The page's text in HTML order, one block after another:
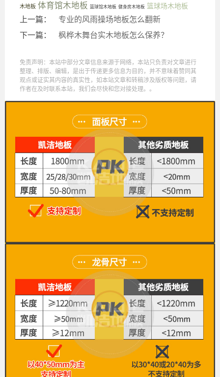
木地板 体育馆木地板 篮球馆木地板 健身房木地板 篮球场木地板
上一篇：
专业的风雨操场地板怎么翻新
下一篇：
枫桦木舞台实木地板怎么保养？
免责声明：本站中部分文章信息来源于网络，本站只负责对文章进行
整理、排版、编辑，是出于传递更多信息为目的，并不意味着赞同其
观点或证实其内容的真实性，如本站文章和转稿涉及版权等问题，请
作者在及时联系本站，我们会尽快和您对接处理。。